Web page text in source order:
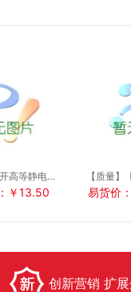
【质量】云开高等静电纯木浆复印纸-4a
￥13.50 易货价
创新营销 扩